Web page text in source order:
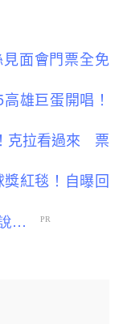
面會門票全免
雄巨蛋開唱！
克拉看過來 票
紅毯！自曝回